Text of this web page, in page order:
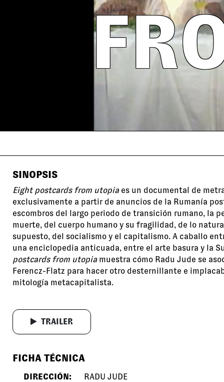
SINOPSIS
Eight postcards from utopiaes un documental de
exclusivamente a partir de anuncios de la Rumanía
escombros del largo periodo de transición rumano, la
muerte, del cuerpo humano y su fragilidad, de lo
supuesto, del socialismo y el capitalismo. A caballo
una enciclopedia anticuada, entre el arte basura y la
postcards from utopia muestra cómo Radu Jude se
Ferencz-Flatz para hacer otro desternillante e
mitología metacapitalista.
TRAILER
FICHA TÉCNICA
DIRECCIÓN:
RADU JUDE